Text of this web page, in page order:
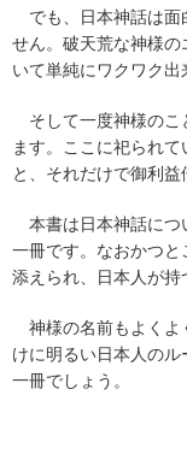
でも、日本神話は面
せん。破天荒な神様
いて単純にワクワク出
そして一度神様のこ
ます。ここに祀られ
と、それだけで御利益
本書は日本神話につ
一冊です。なおかつと
添えられ、日本人が持
神様の名前もよくよ
けに明るい日本人の
一冊でしょう。